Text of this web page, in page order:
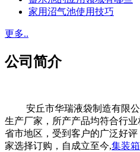
家用沼气池使用技巧
更多..
公司简介
安丘市华瑞液袋制造有限公
生产厂家，所产产品均符合行业
省市地区，受到客户的广泛好
家选择订购，自成立至今,集装